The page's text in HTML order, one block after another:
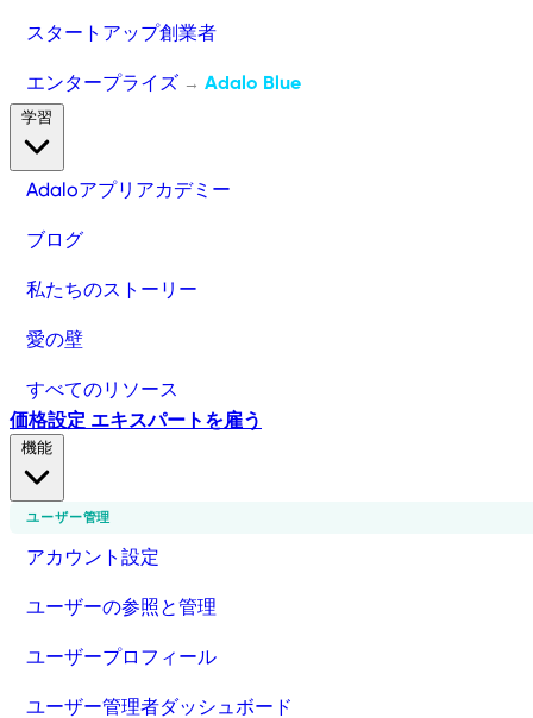
スタートアップ創業者
エンタープライズ → Adalo Blue
Adaloアプリアカデミー
ブログ
私たちのストーリー
愛の壁
すべてのリソース
価格設定 エキスパートを雇う
ユーザー管理
アカウント設定
ユーザーの参照と管理
ユーザープロフィール
ユーザー管理者ダッシュボード